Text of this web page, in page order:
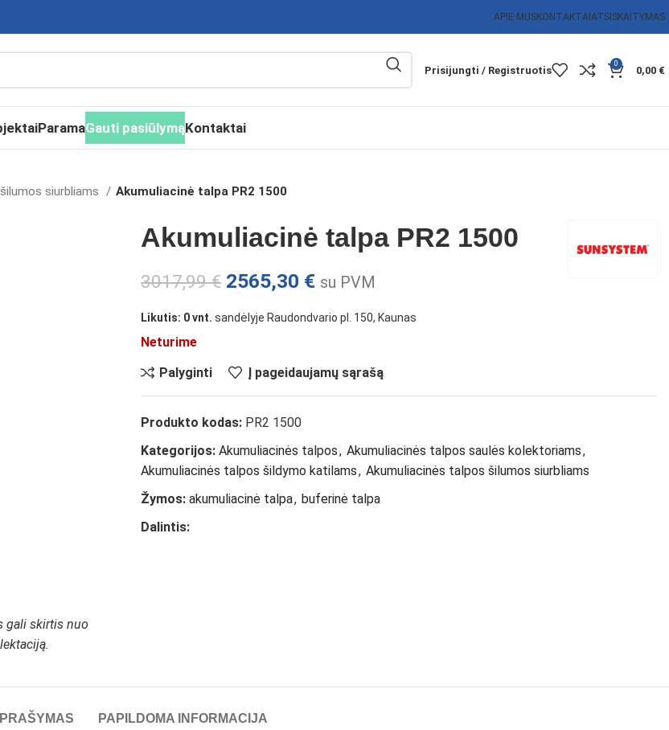
APIE MUSKONTAKTAI ATSISKAITYMAS
Prisijungti / Registruotis
0
0,00 €
ParamaGauti pasiūlymąKontaktai
siurbliams Akumuliacinė talpa PR2 1500
gali skirtis nuo
Akumuliacinė talpa PR2 1500
3017,99€ 2565,30 € su PVM
Likutis: 0 vnt. sandėlyje Raudondvario pl. 150, Kaunas
Neturime
Palyginti
Į pageidaujamų sąrašą
Produkto kodas: PR2 1500
Kategorijos: Akumuliacinės talpos, Akumuliacinės talpos saulės kolektoriams,
Akumuliacinės talpos šildymo katilams, Akumuliacinės talpos šilumos siurbliams
Žymos: akumuliacinė talpa, buferinė talpa
Dalintis:
PAPILDOMA INFORMACIJA